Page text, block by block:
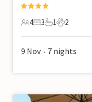
4 Gäste
4
3 Schlafzimmer
3
1 Badezimmer
1
2 Haustiere
2
9 Nov • 7 nights